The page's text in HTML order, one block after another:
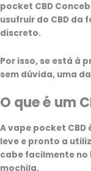
pocket CBD
usufruir do CBD da
discreto.
Por isso, se está à
sem dúvida, uma
O que é um
Avape pocket CBD
leve e pronto a
cabe facilmente no
mochila.